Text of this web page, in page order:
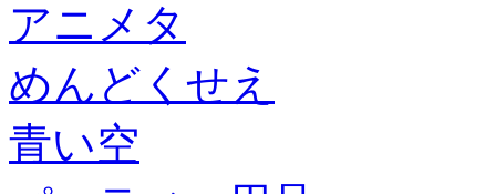
アニメタ
めんどくせえ
青い空